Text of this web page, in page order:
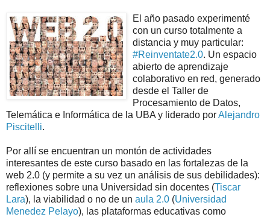
El año pasado experimenté
con un curso totalmente a
distancia y muy particular:
#Reinventate2.0. Un espacio
abierto de aprendizaje
colaborativo en red, generado
desde el Taller de
Procesamiento de Datos,
Telemática e Informática de la UBA y liderado porAlejandro
Piscitelli.
Por allí se encuentran un montón de actividades
interesantes de este curso basado en las fortalezas de la
web 2.0 (y permite a su vez un análisis de sus debilidades):
reflexiones sobre una Universidad sin docentes (Tiscar
Lara), la viabilidad o no de un aula 2.0 (Universidad
Menedez Pelayo), las plataformas educativas como